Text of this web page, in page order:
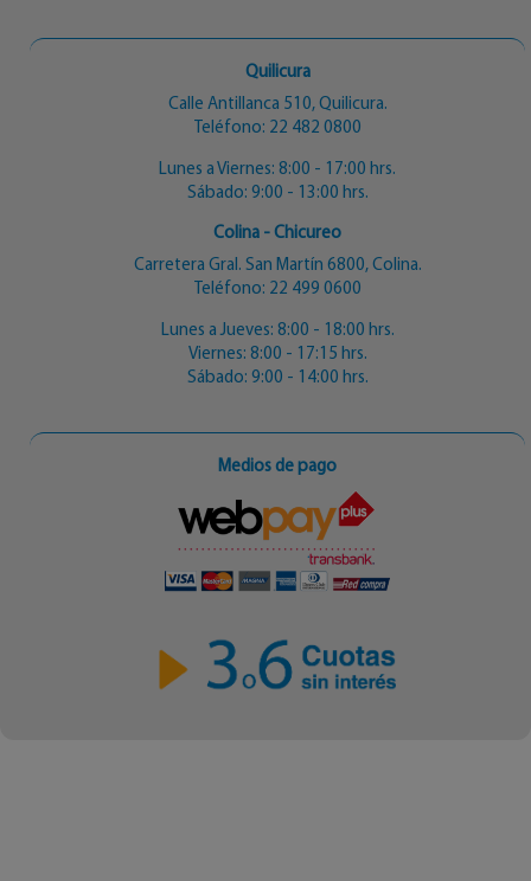
Quilicura
Calle Antillanca 510, Quilicura.
Teléfono: 22 482 0800
Lunes a Viernes: 8:00 - 17:00 hrs.
Sábado: 9:00 - 13:00 hrs.
Colina - Chicureo
Carretera Gral. San Martín 6800, Colina.
Teléfono: 22 499 0600
Lunes a Jueves: 8:00 - 18:00 hrs.
Viernes: 8:00 - 17:15 hrs.
Sábado: 9:00 - 14:00 hrs.
Medios de pago